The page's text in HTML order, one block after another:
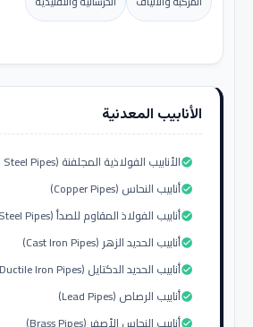
الأنابيب المعدنية
الأنابيب الفولاذية المجلفنة (Galvanized Steel Pipes)check_circle
أنابيب النحاس (Copper Pipes)check_circle
أنابيب الفولاذ المقاوم للصدأ (Stainless Steel Pipes)check_circle
أنابيب الحديد الزهر (Cast Iron Pipes)check_circle
أنابيب الحديد الدكتايل (Ductile Iron Pipes)check_circle
أنابيب الرصاص (Lead Pipes)check_circle
check_circle